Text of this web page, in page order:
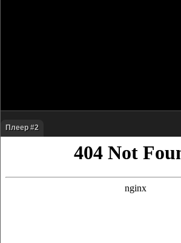
Плеер #2